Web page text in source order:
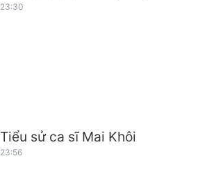
23:30
Tiểu sử ca sĩ Mai Khôi
23:56